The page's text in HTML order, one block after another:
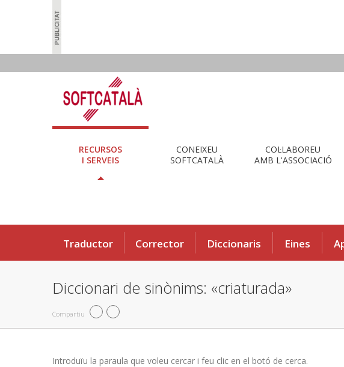
RECURSOS
I SERVEIS
CONEIXEU
SOFTCATALÀ
COL·LABOREU
AMB L'ASSOCIACIÓ
Traductor Corrector Diccionaris Eines
Diccionari de sinònims: «criaturada»
Compartiu
Introduïu la paraula que voleu cercar i feu clic en el botó de cerca.